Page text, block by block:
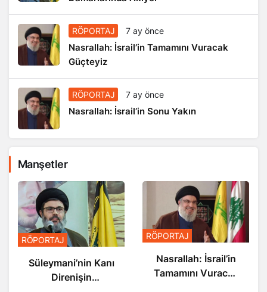
RÖPORTAJ 7 ay önce
Nasrallah: İsrail’in Tamamını Vuracak
Güçteyiz
RÖPORTAJ 7 ay önce
Nasrallah: İsrail’in Sonu Yakın
Manşetler
RÖPORTAJ
Süleymani’nin Kanı
Direnişin
RÖPORTAJ
Nasrallah: İsrail’in
Tamamını Vuracak